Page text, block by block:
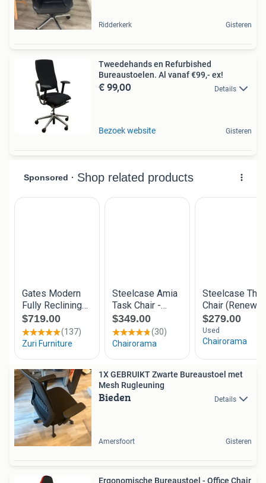
Ridderkerk Gisteren
Tweedehands en Refurbished
Bureaustoelen. Al vanaf €99,- ex!
€ 99,00 Details
Bezoek website Gisteren
1X GEBRUIKT Zwarte Bureaustoel met
Mesh Rugleuning
Bieden Details
Amersfoort Gisteren
Ergonomische Bureaustoel - Office Chair